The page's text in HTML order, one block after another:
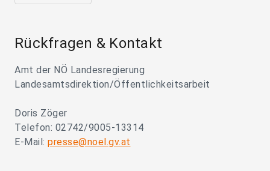
Rückfragen & Kontakt
Amt der NÖ Landesregierung
Landesamtsdirektion/Öffentlichkeitsarbeit
Doris Zöger
Telefon: 02742/9005-13314
E-Mail: presse@noel.gv.at